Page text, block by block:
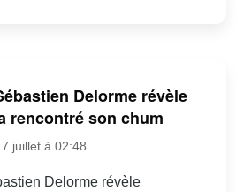
Delorme révèle
rencontré son chum
juillet à 02:48
Delorme révèle